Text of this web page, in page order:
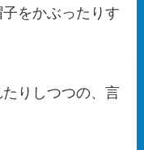
をかぶったりす
たりしつつの、言